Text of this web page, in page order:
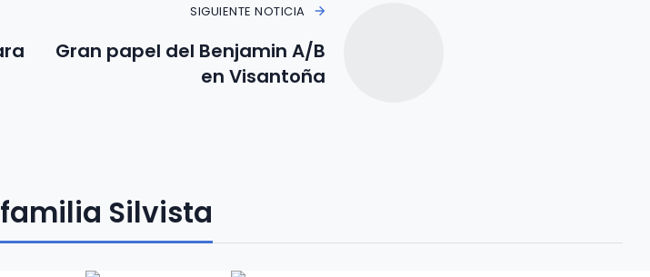
SIGUIENTE NOTICIA
Gran papel del Benjamin A/B
en Visantoña
Silvista